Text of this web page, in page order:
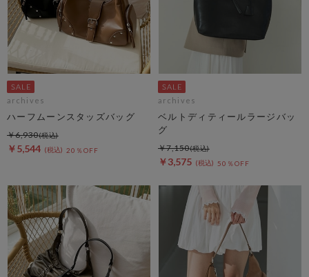
archives
ハーフムーンスタッズバッグ
￥5,544 20％OFF
￥6,930
archives
ベルトディティールラージバッ
グ
￥3,575 50％OFF
￥7,150